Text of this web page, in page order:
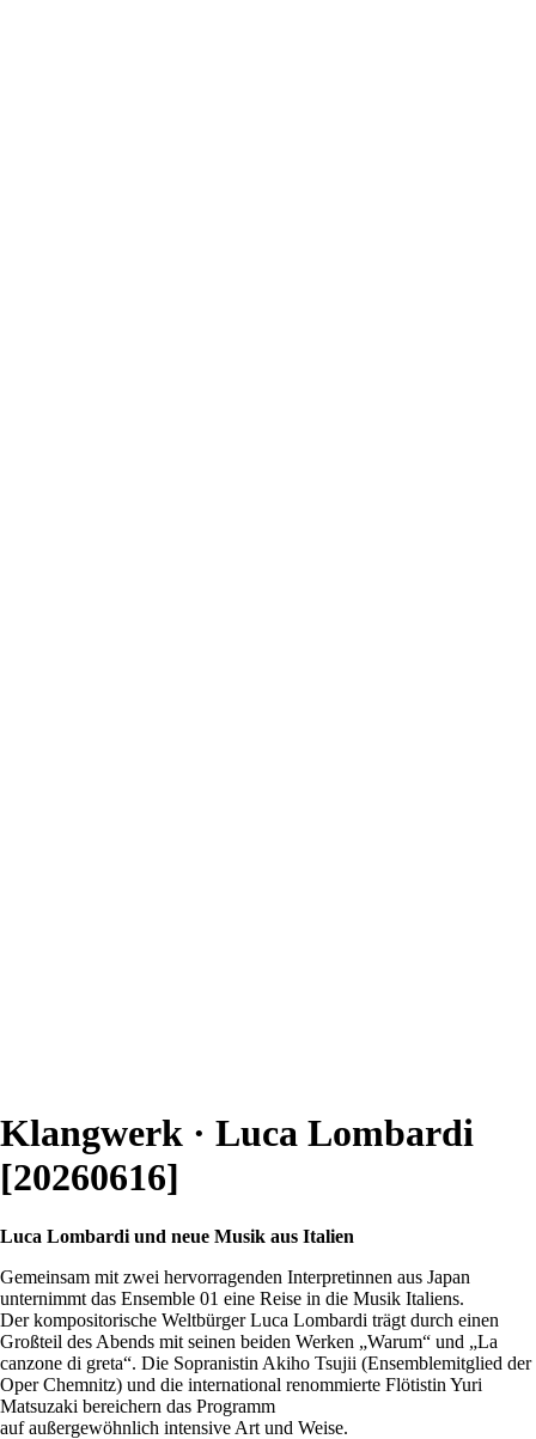
Klangwerk · Luca Lombardi
[20260616]
Luca Lombardi und neue Musik aus Italien
Gemeinsam mit zwei hervorragenden Interpretinnen aus Japan
unternimmt das Ensemble 01 eine Reise in die Musik Italiens.
Der kompositorische Weltbürger Luca Lombardi trägt durch einen
Großteil des Abends mit seinen beiden Werken „Warum“ und „La
canzone di greta“. Die Sopranistin Akiho Tsujii (Ensemblemitglied der
Oper Chemnitz) und die international renommierte Flötistin Yuri
Matsuzaki bereichern das Programm
auf außergewöhnlich intensive Art und Weise.